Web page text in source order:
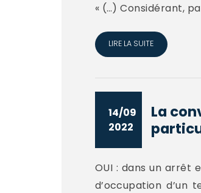
« (…) Considérant,
LIRE LA SUITE
14/09
2022
La
OUI : dans un arrêt
d’occupation